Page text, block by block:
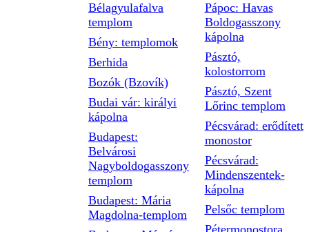
Bélagyulafalva
templom
Bény: templomok
Berhida
Bozók (Bzovík)
Budai vár: királyi
kápolna
Budapest:
Belvárosi
Nagyboldogasszony
templom
Budapest: Mária
Magdolna-templom
Pápoc: Havas
Boldogasszony
kápolna
Pásztó,
kolostorrom
Pásztó, Szent
Lőrinc templom
Pécsvárad: erődített
monostor
Pécsvárad:
Mindenszentek-
kápolna
Pelsőc templom